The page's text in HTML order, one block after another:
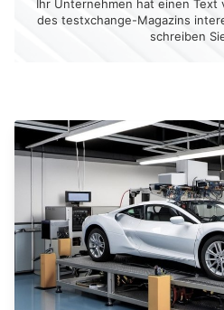
Ihr Unternehmen hat einen
des testxchange-Magazins
schreiben